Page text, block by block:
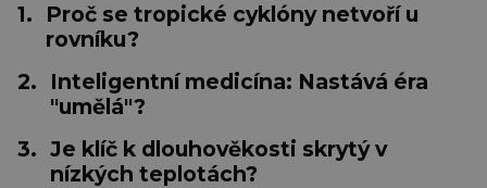
1.
Proč se tropické cyklóny netvoří u
rovníku?
2.
Inteligentní medicína: Nastává éra
"umělá"?
3. Je klíč k dlouhověkosti skrytý v
nízkých teplotách?